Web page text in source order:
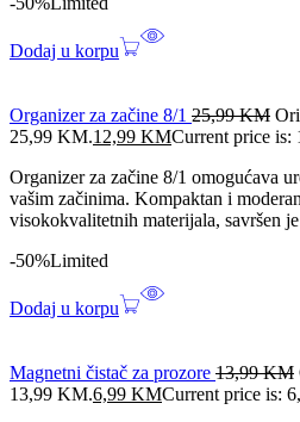
Dodaj u korpu
Organizer za začine 8/1 25,99KM
25,99 KM.12,99 KMCurrent price is:
Organizer za začine 8/1 omogućava
vašim začinima. Kompaktan i
visokokvalitetnih materijala, savršen
-50%Limited
Dodaj u korpu
Magnetni čistač za prozore 13,99KM
13,99 KM.6,99 KMCurrent price is: